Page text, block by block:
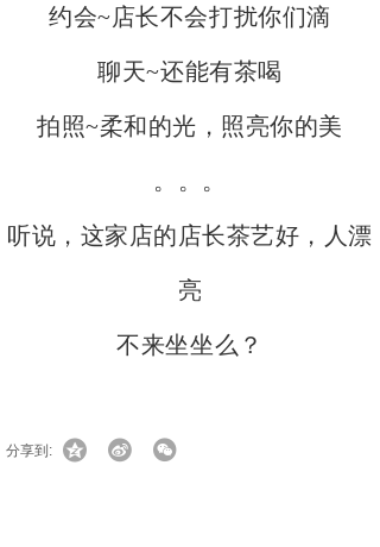
约会~店长不会打扰你们滴
聊天~还能有茶喝
拍照~柔和的光，照亮你的美
。。。
听说，这家店的店长茶艺好，人漂
亮
不来坐坐么？
分享到: